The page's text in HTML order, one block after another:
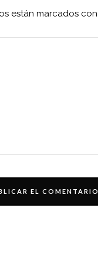
están marcados con